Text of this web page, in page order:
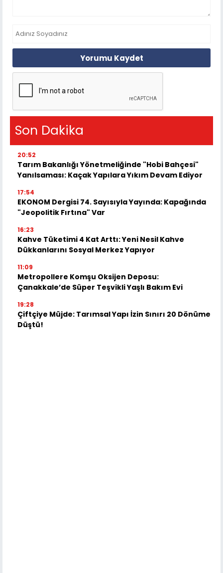
Yorumu Kaydet
Son Dakika
20:52
Tarım Bakanlığı Yönetmeliğinde "Hobi Bahçesi"
Yanılsaması: Kaçak Yapılara Yıkım Devam Ediyor
17:54
EKONOM Dergisi 74. Sayısıyla Yayında: Kapağında
"Jeopolitik Fırtına" Var
16:23
Kahve Tüketimi 4 Kat Arttı: Yeni Nesil Kahve
Dükkanlarını Sosyal Merkez Yapıyor
11:09
Metropollere Komşu Oksijen Deposu:
Çanakkale’de Süper Teşvikli Yaşlı Bakım Evi
19:28
Çiftçiye Müjde: Tarımsal Yapı İzin Sınırı 20 Dönüme
Düştü!